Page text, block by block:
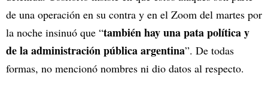
de una operación en su contra y en el Zoom del martes por
la noche insinuó que “también hay una pata política y
de la administración pública argentina”. De todas
formas, no mencionó nombres ni dio datos al respecto.